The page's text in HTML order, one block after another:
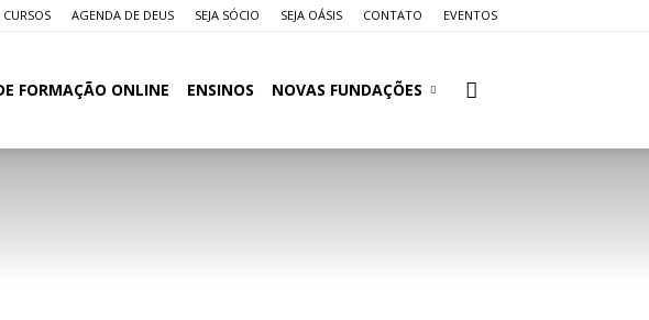
CURSOS AGENDA DE DEUS SEJA SÓCIO SEJA OÁSIS CONTATO EVENTOS
FORMAÇÃO ONLINE ENSINOS NOVAS FUNDAÇÕES